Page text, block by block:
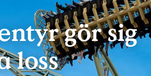
gör sig
loss